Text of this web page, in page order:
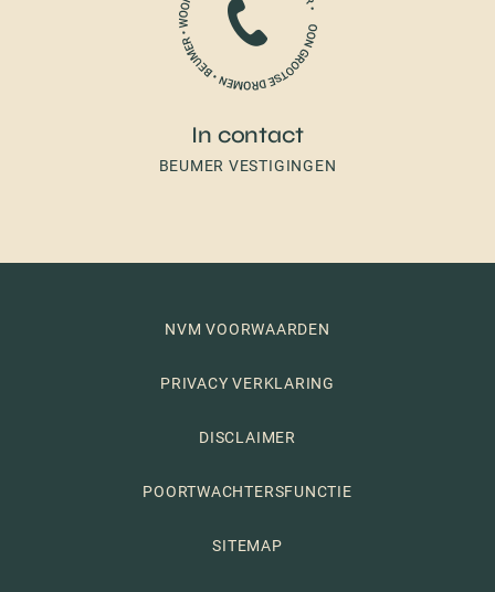
In contact
BEUMER VESTIGINGEN
NVM VOORWAARDEN
PRIVACY VERKLARING
DISCLAIMER
POORTWACHTERSFUNCTIE
SITEMAP